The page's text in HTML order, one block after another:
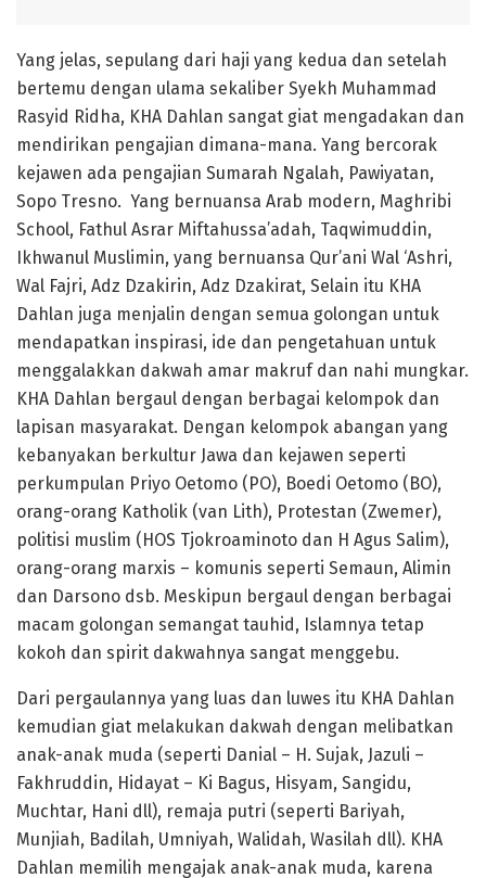
Yang jelas, sepulang dari haji yang kedua dan setelah
bertemu dengan ulama sekaliber Syekh Muhammad
Rasyid Ridha, KHA Dahlan sangat giat mengadakan dan
mendirikan pengajian dimana-mana. Yang bercorak
kejawen ada pengajian Sumarah Ngalah, Pawiyatan,
Sopo Tresno. Yang bernuansa Arab modern, Maghribi
School, Fathul Asrar Miftahussa’adah, Taqwimuddin,
Ikhwanul Muslimin, yang bernuansa Qur’ani Wal ‘Ashri,
Wal Fajri, Adz Dzakirin, Adz Dzakirat, Selain itu KHA
Dahlan juga menjalin dengan semua golongan untuk
mendapatkan inspirasi, ide dan pengetahuan untuk
menggalakkan dakwah amar makruf dan nahi mungkar.
KHA Dahlan bergaul dengan berbagai kelompok dan
lapisan masyarakat. Dengan kelompok abangan yang
kebanyakan berkultur Jawa dan kejawen seperti
perkumpulan Priyo Oetomo (PO), Boedi Oetomo (BO),
orang-orang Katholik (van Lith), Protestan (Zwemer),
politisi muslim (HOS Tjokroaminoto dan H Agus Salim),
orang-orang marxis – komunis seperti Semaun, Alimin
dan Darsono dsb. Meskipun bergaul dengan berbagai
macam golongan semangat tauhid, Islamnya tetap
kokoh dan spirit dakwahnya sangat menggebu.
Dari pergaulannya yang luas dan luwes itu KHA Dahlan
kemudian giat melakukan dakwah dengan melibatkan
anak-anak muda (seperti Danial – H. Sujak, Jazuli –
Fakhruddin, Hidayat – Ki Bagus, Hisyam, Sangidu,
Muchtar, Hani dll), remaja putri (seperti Bariyah,
Munjiah, Badilah, Umniyah, Walidah, Wasilah dll). KHA
Dahlan memilih mengajak anak-anak muda, karena